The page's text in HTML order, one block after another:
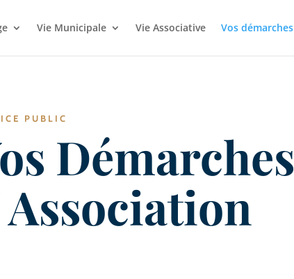
Vie Municipale Vie Associative Vos démarches
PUBLIC
Démarches